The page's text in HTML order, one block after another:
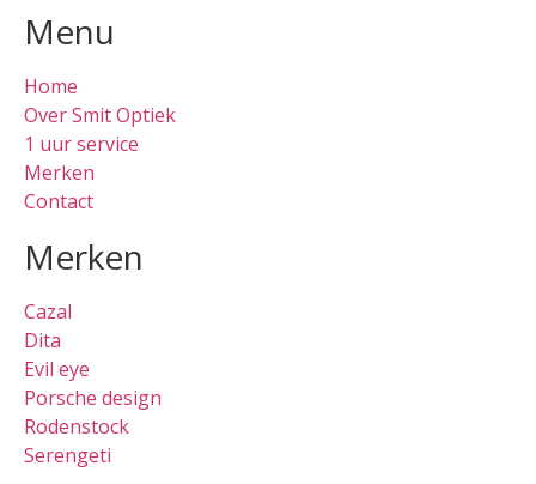
Menu
Home
Over Smit Optiek
1 uur service
Merken
Contact
Merken
Cazal
Dita
Evil eye
Porsche design
Rodenstock
Serengeti